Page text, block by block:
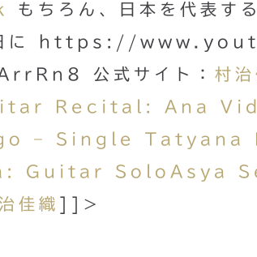
もちろん、日本を代表す
日に https://
公式サイト： 村
Recital: Ana
– Single Tatyana
Guitar SoloAsya
佳織
]]>